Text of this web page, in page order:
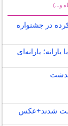
و...)
کارکرده در جشنواره
۳۰ میلیونی با یارانه؛ یارانه‌ای